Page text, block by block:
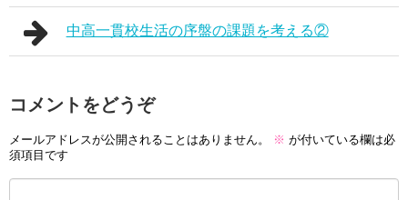
中高一貫校生活の序盤の課題を考える②
コメントをどうぞ
メールアドレスが公開されることはありません。 ※ が付いている欄は必
須項目です